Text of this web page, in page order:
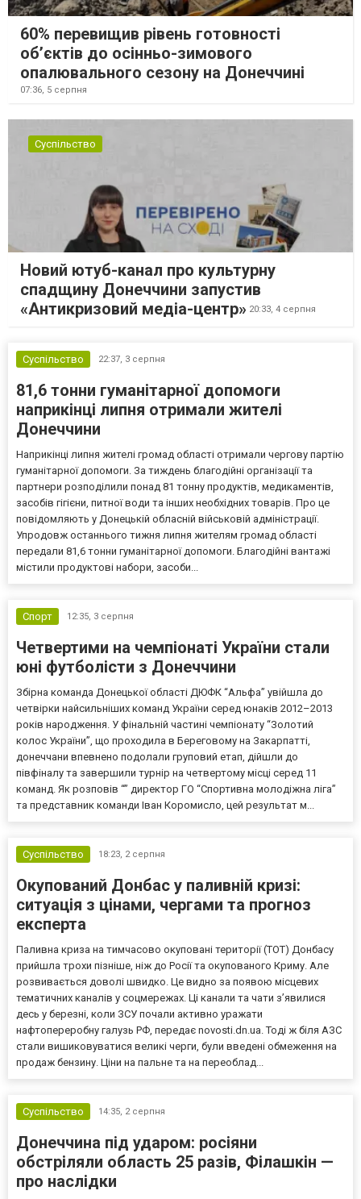
60% перевищив рівень готовності
об’єктів до осінньо-зимового
опалювального сезону на Донеччині
07:36, 5 серпня
Суспільство
Новий ютуб-канал про культурну
спадщину Донеччини запустив
«Антикризовий медіа-центр» 20:33, 4 серпня
Суспільство 22:37, 3 серпня
81,6 тонни гуманітарної допомоги
наприкінці липня отримали жителі
Донеччини
Наприкінці липня жителі громад області отримали чергову партію
гуманітарної допомоги. За тиждень благодійні організації та
партнери розподілили понад 81 тонну продуктів, медикаментів,
засобів гігієни, питної води та інших необхідних товарів. Про це
повідомляють у Донецькій обласній військовій адміністрації.
Упродовж останнього тижня липня жителям громад області
передали 81,6 тонни гуманітарної допомоги. Благодійні вантажі
містили продуктові набори, засоби...
Спорт 12:35, 3 серпня
Четвертими на чемпіонаті України стали
юні футболісти з Донеччини
Збірна команда Донецької області ДЮФК “Альфа” увійшла до
четвірки найсильніших команд України серед юнаків 2012–2013
років народження. У фінальній частині чемпіонату “Золотий
колос України”, що проходила в Береговому на Закарпатті,
донеччани впевнено подолали груповий етап, дійшли до
півфіналу та завершили турнір на четвертому місці серед 11
команд. Як розповів “” директор ГО “Спортивна молодіжна ліга”
та представник команди Іван Коромисло, цей результат м...
Суспільство 18:23, 2 серпня
Окупований Донбас у паливній кризі:
ситуація з цінами, чергами та прогноз
експерта
Паливна криза на тимчасово окуповані території (ТОТ) Донбасу
прийшла трохи пізніше, ніж до Росії та окупованого Криму. Але
розвивається доволі швидко. Це видно за появою місцевих
тематичних каналів у соцмережах. Ці канали та чати з’явилися
десь у березні, коли ЗСУ почали активно уражати
нафтопереробну галузь РФ, передає novosti.dn.ua. Тоді ж біля АЗС
стали вишиковуватися великі черги, були введені обмеження на
продаж бензину. Ціни на пальне та на переоблад...
Суспільство 14:35, 2 серпня
Донеччина під ударом: росіяни
обстріляли область 25 разів, Філашкін —
про наслідки